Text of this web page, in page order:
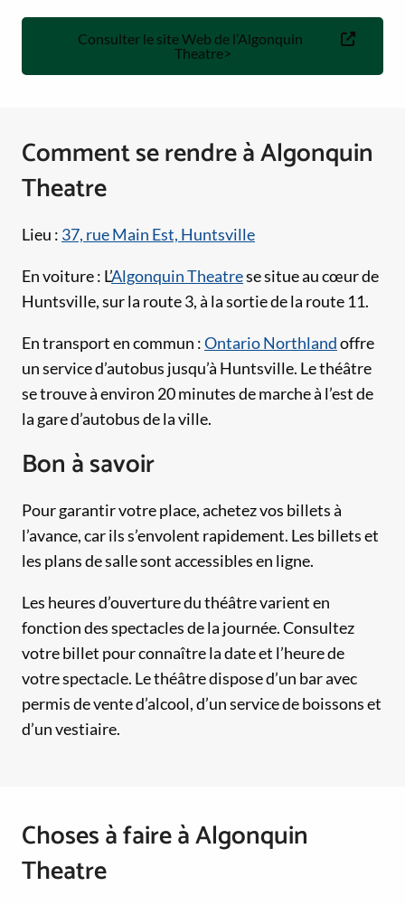
Consulter le site Web de l’Algonquin
Theatre>
Comment se rendre à Algonquin
Theatre
Lieu : 37, rue Main Est, Huntsville
En voiture : L’Algonquin Theatrese situe au cœur de
Huntsville, sur la route 3, à la sortie de la route 11.
En transport en commun :Ontario Northlandoffre
un service d’autobus jusqu’à Huntsville. Le théâtre
se trouve à environ 20 minutes de marche à l’est de
la gare d’autobus de la ville.
Bon à savoir
Pour garantir votre place, achetez vos billets à
l’avance, car ils s’envolent rapidement. Les billets et
les plans de salle sont accessibles en ligne.
Les heures d’ouverture du théâtre varient en
fonction des spectacles de la journée. Consultez
votre billet pour connaître la date et l’heure de
votre spectacle. Le théâtre dispose d’un bar avec
permis de vente d’alcool, d’un service de boissons et
d’un vestiaire.
Choses à faire à Algonquin
Theatre